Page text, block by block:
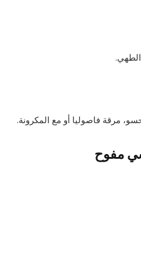
مرقة فاصوليا أو مع المكرونة.
مفوح